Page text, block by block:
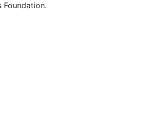
Foundation.